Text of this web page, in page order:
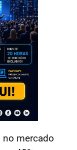
no mercado